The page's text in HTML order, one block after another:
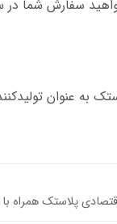
سفارش شما در
به عنوان
پلاستک همراه